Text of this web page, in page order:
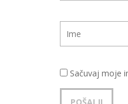
Sačuvaj moje